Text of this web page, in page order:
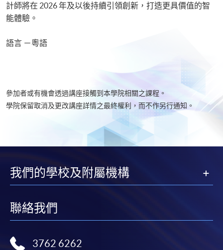
計師將在 2026 年及以後持續引領創新，打造更具價值的智
能體驗。
語言 －粵語
參加者或有機會透過講座接觸到本學院相關之課程。
學院保留取消及更改講座詳情之最終權利，而不作另行通知。
我們的學校及附屬機構
聯絡我們
3762 6262